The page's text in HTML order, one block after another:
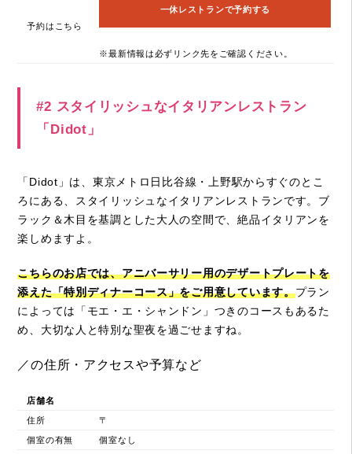
予約はこちら
一休レストランで予約する
※最新情報は必ずリンク先をご確認ください。
#2 スタイリッシュなイタリアンレストラン
「Didot」
「Didot」は、東京メトロ日比谷線・上野駅からすぐのとこ
ろにある、スタイリッシュなイタリアンレストランです。ブ
ラック＆木目を基調とした大人の空間で、絶品イタリアンを
楽しめますよ。
こちらのお店では、アニバーサリー用のデザートプレートを
添えた「特別ディナーコース」をご用意しています。プラン
によっては「モエ・エ・シャンドン」つきのコースもあるた
め、大切な人と特別な聖夜を過ごせますね。
／の住所・アクセスや予算など
店舗名
住所 〒
個室の有無 個室なし